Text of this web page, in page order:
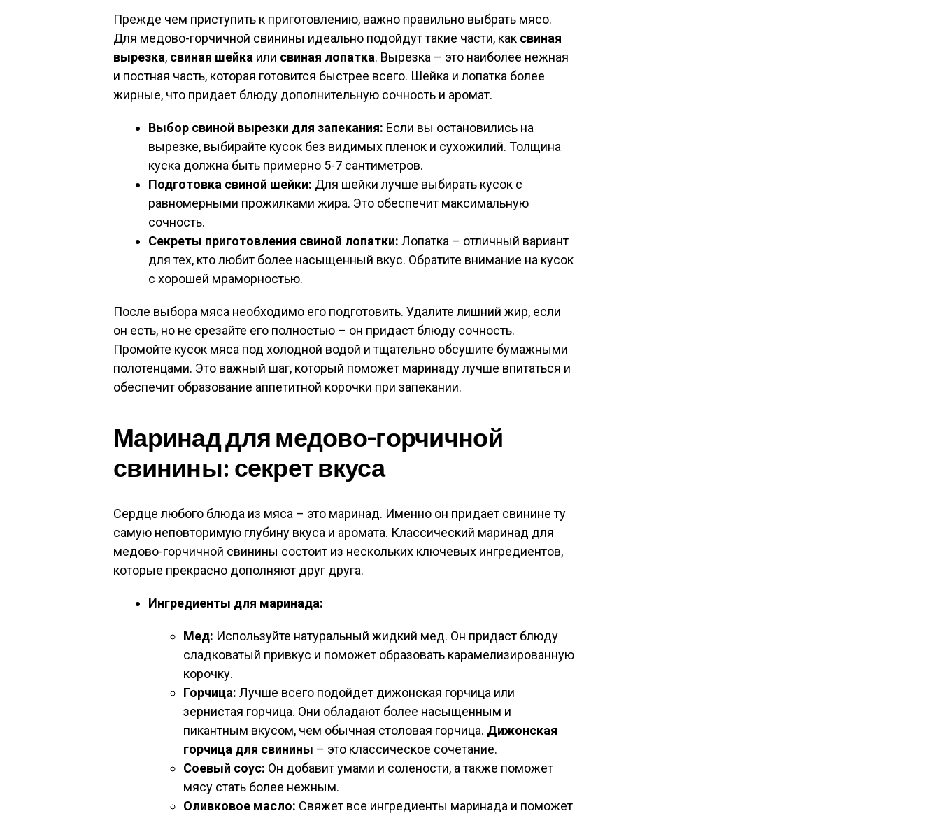
Прежде чем приступить к приготовлению, важно правильно выбрать мясо.
Для медово-горчичной свинины идеально подойдут такие части, как свиная
вырезка, свиная шейка или свиная лопатка. Вырезка – это наиболее нежная
и постная часть, которая готовится быстрее всего. Шейка и лопатка более
жирные, что придает блюду дополнительную сочность и аромат.
Выбор свиной вырезки для запекания: Если вы остановились на
вырезке, выбирайте кусок без видимых пленок и сухожилий. Толщина
куска должна быть примерно 5-7 сантиметров.
Подготовка свиной шейки: Для шейки лучше выбирать кусок с
равномерными прожилками жира. Это обеспечит максимальную
сочность.
Секреты приготовления свиной лопатки: Лопатка – отличный вариант
для тех, кто любит более насыщенный вкус. Обратите внимание на кусок
с хорошей мраморностью.
После выбора мяса необходимо его подготовить. Удалите лишний жир, если
он есть, но не срезайте его полностью – он придаст блюду сочность.
Промойте кусок мяса под холодной водой и тщательно обсушите бумажными
полотенцами. Это важный шаг, который поможет маринаду лучше впитаться и
обеспечит образование аппетитной корочки при запекании.
Маринад для медово-горчичной
свинины: секрет вкуса
Сердце любого блюда из мяса – это маринад. Именно он придает свинине ту
самую неповторимую глубину вкуса и аромата. Классический маринад для
медово-горчичной свинины состоит из нескольких ключевых ингредиентов,
которые прекрасно дополняют друг друга.
Ингредиенты для маринада:
Мед: Используйте натуральный жидкий мед. Он придаст блюду
сладковатый привкус и поможет образовать карамелизированную
корочку.
Горчица: Лучше всего подойдет дижонская горчица или
зернистая горчица. Они обладают более насыщенным и
пикантным вкусом, чем обычная столовая горчица. Дижонская
горчица для свинины – это классическое сочетание.
Соевый соус: Он добавит умами и солености, а также поможет
мясу стать более нежным.
Оливковое масло: Свяжет все ингредиенты маринада и поможет